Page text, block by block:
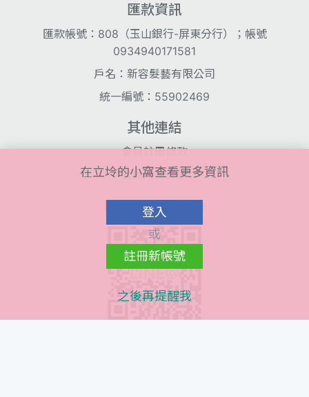
匯款資訊
匯款帳號：808（玉山銀行-屏東分行）；帳號
0934940171581
戶名：新容髮藝有限公司
統一編號：55902469
其他連結
會員註冊條款
會員隱私條款
Line@ QR Code
在立坽的小窩查看更多資訊
登入
或
註冊新帳號
之後再提醒我